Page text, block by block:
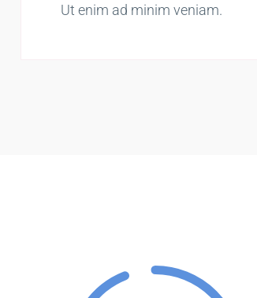
Ut enim ad minim veniam.